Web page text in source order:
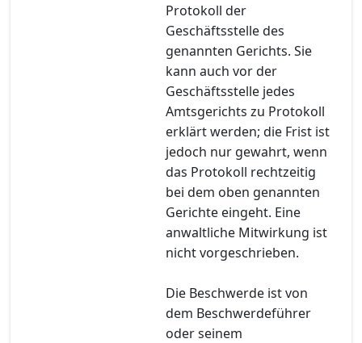
Protokoll der
Geschäftsstelle des
genannten Gerichts. Sie
kann auch vor der
Geschäftsstelle jedes
Amtsgerichts zu Protokoll
erklärt werden; die Frist ist
jedoch nur gewahrt, wenn
das Protokoll rechtzeitig
bei dem oben genannten
Gerichte eingeht. Eine
anwaltliche Mitwirkung ist
nicht vorgeschrieben.
Die Beschwerde ist von
dem Beschwerdeführer
oder seinem